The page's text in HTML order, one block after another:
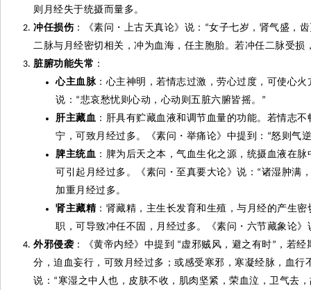
则月经失于统摄而量多。
冲任损伤：《素问 ・ 上古天真论》说： “女子七岁，肾气盛，
二脉与月经密切相关，冲为血海，任主胞胎。若冲任二脉受
脏腑功能失常 ：
心主血脉：心主神明，若情志过激，劳心过度，可使心火
说： “悲哀愁忧则心动，心动则五脏六腑皆摇。 ”
肝主藏血 ： 肝具有贮藏血液和调节血量的功能。若情志
宁，可致月经过多。《素问 ・ 举痛论》中提到： “怒则气
脾主统血 ：脾为后天之本，气血生化之源，统摄血液在
可引起月经过多。《素问 ・ 至真要大论》说： “诸湿肿满
加重月经过多。
肾主藏精：肾藏精，主生长发育和生殖，与月经的产生
职，可导致冲任不固，月经过多。《素问 ・ 六节藏象论》
外邪侵袭：《黄帝内经》中提到 “虚邪贼风，避之有时” ，若
分，迫血妄行，可致月经过多；或感受寒邪，寒凝经脉，血
说： “寒湿之中人也，皮肤不收，肌肉 坚紧，荣血泣 ，卫气去